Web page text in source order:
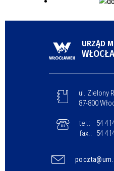
URZĄD
ul. Zielony
87-800
tel.:
54
fax.:
54